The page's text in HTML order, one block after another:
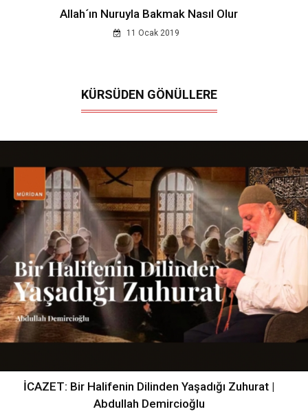
Allah´ın Nuruyla Bakmak Nasıl Olur
11 Ocak 2019
KÜRSÜDEN GÖNÜLLERE
İCAZET: Bir Halifenin Dilinden Yaşadığı Zuhurat |
Abdullah Demircioğlu